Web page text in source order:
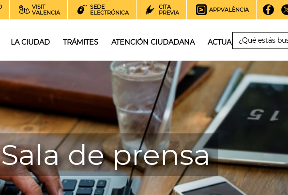
VISIT
VALENCIA
SEDE
ELECTRÓNICA
CITA
PREVIA
APPVALÈNCIA
LA CIUDAD TRÁMITES ATENCIÓN CIUDADANA ACTUALIDAD
Sala de prensa